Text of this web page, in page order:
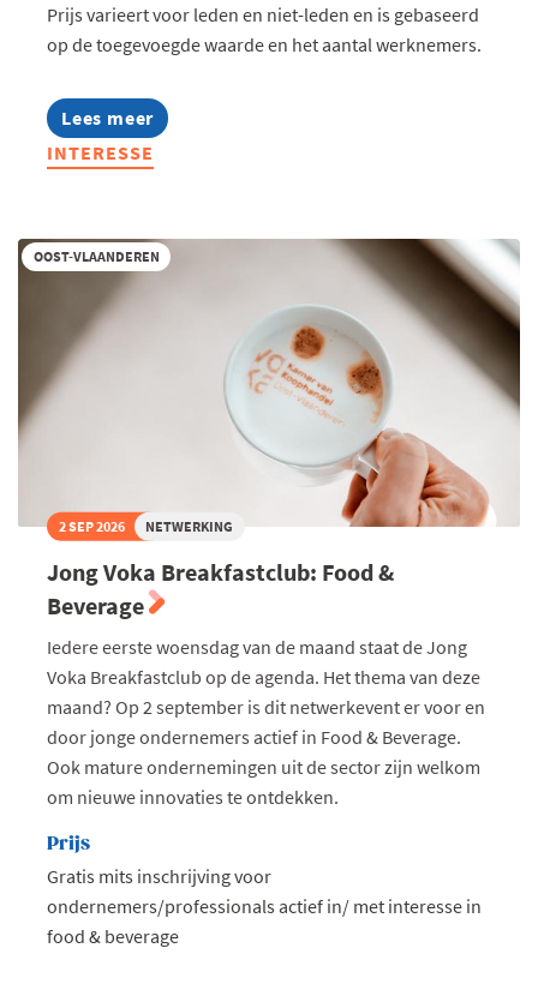
Prijs varieert voor leden en niet-leden en is gebaseerd
op de toegevoegde waarde en het aantal werknemers.
Lees meer
about
Stel
je
Charter
Duurzaam
Ondernemen
2027
INTERESSE
OOST-VLAANDEREN
2 SEP 2026 NETWERKING
Jong Voka Breakfastclub: Food &
Beverage
Iedere eerste woensdag van de maand staat de Jong
Voka Breakfastclub op de agenda. Het thema van deze
maand? Op 2 september is dit netwerkevent er voor en
door jonge ondernemers actief in Food & Beverage.
Ook mature ondernemingen uit de sector zijn welkom
om nieuwe innovaties te ontdekken.
Prijs
Gratis mits inschrijving voor
ondernemers/professionals actief in/ met interesse in
food & beverage